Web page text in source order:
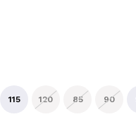
115 120 85 90